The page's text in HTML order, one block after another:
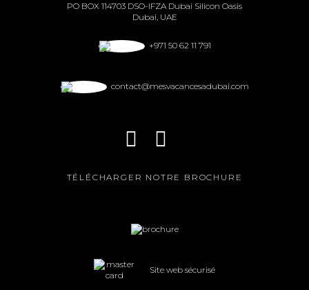
PO BOX 114703 DSO-IFZA Dubai Silicon Oasis
Dubai, UAE
+971 50 62 11 791
contact@mesvacancesadubai.com
TÉLÉCHARGER NOTRE BROCHURE
Site web sécurisé